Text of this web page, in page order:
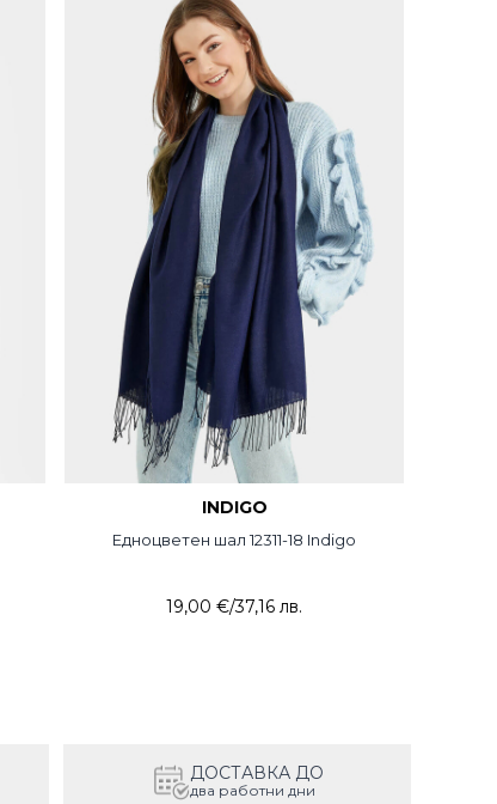
INDIGO
Едноцветен шал 12311-18 Indigo
19,00 €/37,16 лв.
ДОСТАВКА ДО
два работни дни